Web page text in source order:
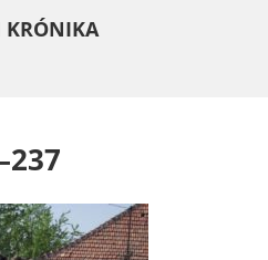
KRÓNIKA